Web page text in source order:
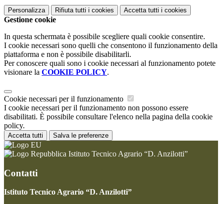
Personalizza Rifiuta tutti i cookies Accetta tutti i cookies
Gestione cookie
In questa schermata è possibile scegliere quali cookie consentire.
I cookie necessari sono quelli che consentono il funzionamento della
piattaforma e non è possibile disabilitarli.
Per conoscere quali sono i cookie necessari al funzionamento potete
visionare la COOKIE POLICY.
Cookie necessari per il funzionamento
I cookie necessari per il funzionamento non possono essere
disabilitati. È possibile consultare l'elenco nella pagina della cookie
policy.
Accetta tutti Salva le preferenze
Istituto Tecnico Agrario “D. Anzilotti”
Contatti
Istituto Tecnico Agrario “D. Anzilotti”